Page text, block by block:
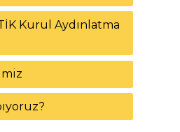
Kurul Aydınlatma